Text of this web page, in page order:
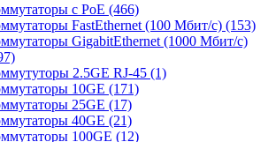
с PoE (466)
FastEthernet (100 Мбит/с) (153)
GigabitEthernet (1000 Мбит/с)
2.5GE RJ-45 (1)
10GE (171)
25GE (17)
40GE (21)
100GE (12)